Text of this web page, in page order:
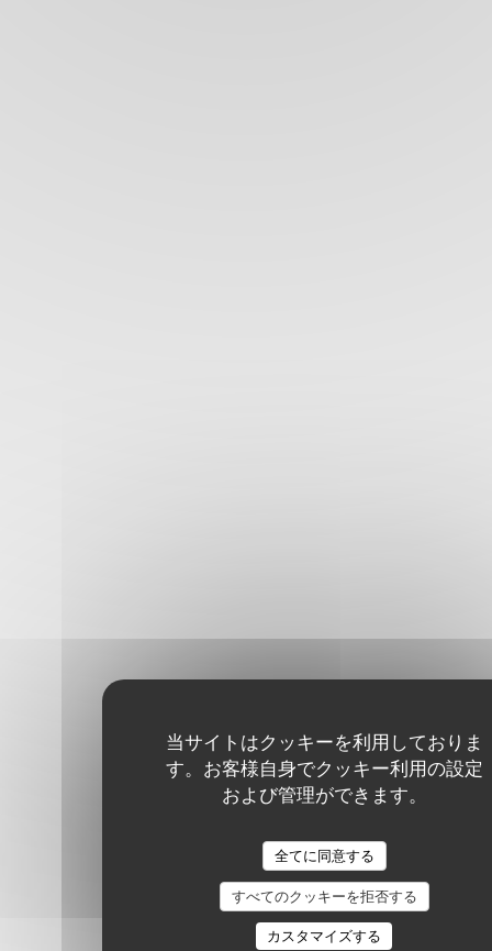
当サイトはクッキーを利用しておりま
す。お客様自身でクッキー利用の設定
および管理ができます。
全てに同意する
すべてのクッキーを拒否する
カスタマイズする